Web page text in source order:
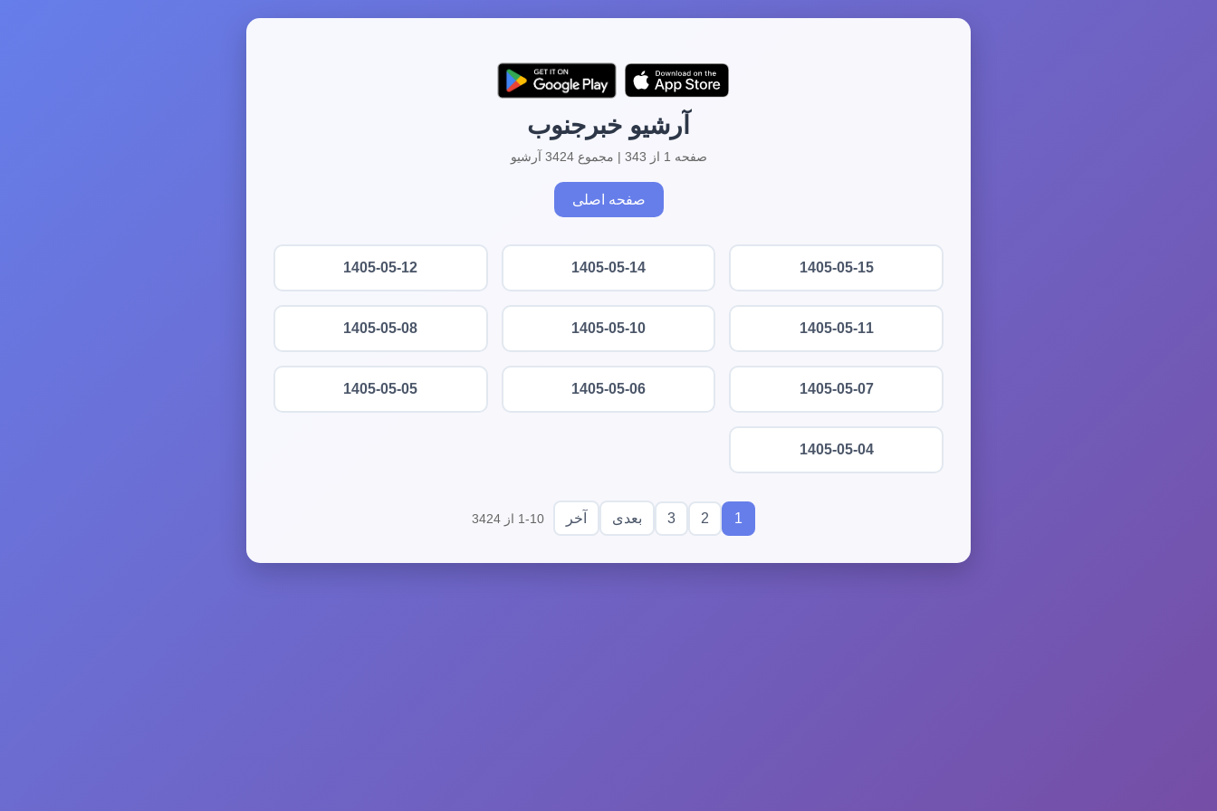
آرشیو خبرجنوب
صفحه 1 از 343 | مجموع 3424 آرشیو
صفحه اصلی
1405-05-15
1405-05-14
1405-05-12
1405-05-11
1405-05-10
1405-05-08
1405-05-07
1405-05-06
1405-05-05
1405-05-04
1
2
3 بعدی آخر 1-10 از 3424